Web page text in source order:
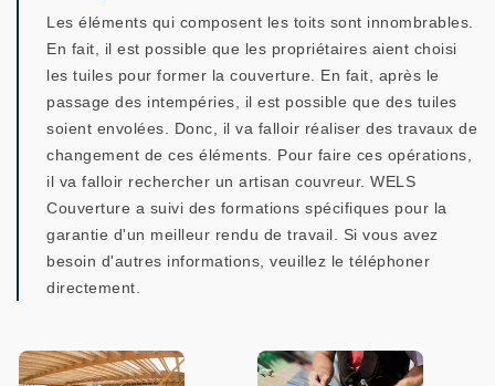
Les éléments qui composent les toits sont innombrables.
En fait, il est possible que les propriétaires aient choisi
les tuiles pour former la couverture. En fait, après le
passage des intempéries, il est possible que des tuiles
soient envolées. Donc, il va falloir réaliser des travaux de
changement de ces éléments. Pour faire ces opérations,
il va falloir rechercher un artisan couvreur. WELS
Couverture a suivi des formations spécifiques pour la
garantie d'un meilleur rendu de travail. Si vous avez
besoin d'autres informations, veuillez le téléphoner
directement.